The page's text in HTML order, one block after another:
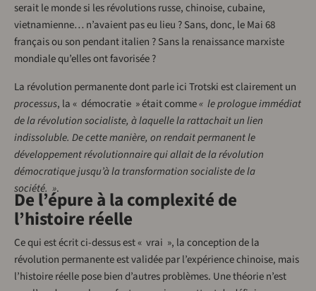
serait le monde si les révolutions russe, chinoise, cubaine,
vietnamienne… n’avaient pas eu lieu ? Sans, donc, le Mai 68
français ou son pendant italien ? Sans la renaissance marxiste
mondiale qu’elles ont favorisée ?
La révolution permanente dont parle ici Trotski est clairement un
processus, la « démocratie » était comme« le prologue immédiat
de la révolution socialiste, à laquelle la rattachait un lien
indissoluble. De cette manière, on rendait permanent le
développement révolutionnaire qui allait de la révolution
démocratique jusqu’à la transformation socialiste de la
société. ».
De l’épure à la complexité de
l’histoire réelle
Ce qui est écrit ci-dessus est « vrai », la conception de la
révolution permanente est validée par l’expérience chinoise, mais
l’histoire réelle pose bien d’autres problèmes. Une théorie n’est